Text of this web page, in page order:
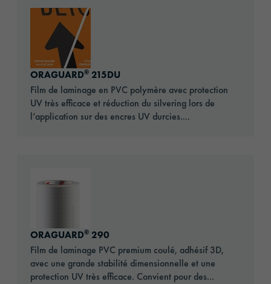
ORAGUARD® 215DU
Film de laminage en PVC polymère avec protection
UV très efficace et réduction du silvering lors de
l’application sur des encres UV durcies....
ORAGUARD® 290
Film de laminage PVC premium coulé, adhésif 3D,
avec une grande stabilité dimensionnelle et une
protection UV très efficace. Convient pour des...